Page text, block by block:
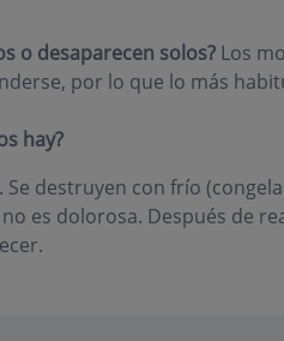
o desaparecen solos?Los
por lo que lo más
hay?
Se destruyen con frío
es dolorosa. Después de